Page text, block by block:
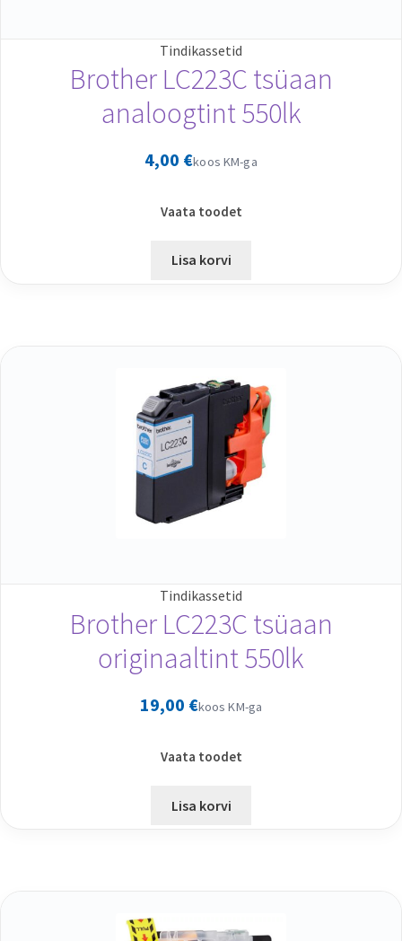
Tindikassetid
Brother LC223C tsüaan
analoogtint 550lk
4,00 €koos KM-ga
Vaata toodet
Lisa korvi
Tindikassetid
Brother LC223C tsüaan
originaaltint 550lk
19,00 €koos KM-ga
Vaata toodet
Lisa korvi